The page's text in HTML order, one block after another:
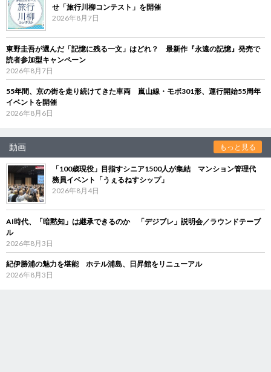
せ「旅行川柳コンテスト」を開催
2026年8月7日
東野圭吾が選んだ「記憶に残る一文」はどれ？ 最新作『永遠の記憶』発売で
読者参加型キャンペーン
2026年8月7日
55年間、京の街を走り続けてきた車両 嵐山線・モボ301形、運行開始55周年
イベントを開催
2026年8月6日
動画 もっと見る
「100歳現役」目指すシニア1500人が集結 マンション管理代
務員イベント「うぇるねすシップ」
2026年8月4日
AI時代、「暗黙知」は継承できるのか 「デジブレ」説明会／ラウンドテーブ
ル
2026年8月3日
紀伊勝浦の魅力を堪能 ホテル浦島、日昇館をリニューアル
2026年8月3日